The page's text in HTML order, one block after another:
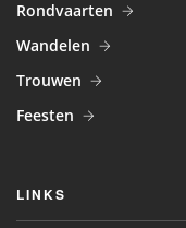
Rondvaarten
Wandelen
Trouwen
Feesten
LINKS